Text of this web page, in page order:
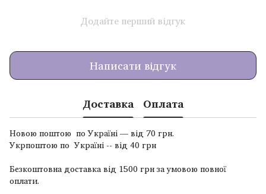
Додайте перший відгук
Написати відгук
Доставка Оплата
Новою поштою по Україні — від 70 грн.
Укрпоштою по Україні -- від 40 грн
Безкоштовна доставка від 1500 грн за умовою повної
оплати.